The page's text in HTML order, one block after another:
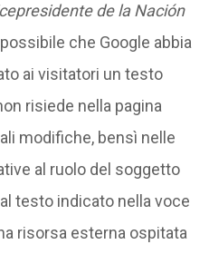
de la Nación
che Google abbia
ai visitatori un testo
risiede nella pagina
modifiche, bensì nelle
al ruolo del soggetto
testo indicato nella voce
risorsa esterna ospitata